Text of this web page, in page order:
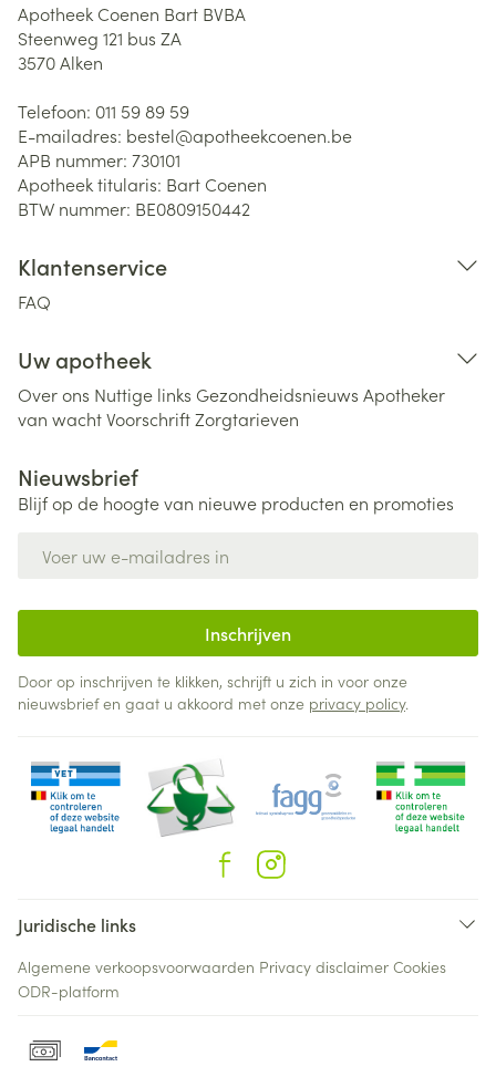
Apotheek Coenen Bart BVBA
Steenweg 121 bus ZA
3570Alken
Telefoon: 011 59 89 59
E-mailadres: bestel@apotheekcoenen.be
APB nummer: 730101
Apotheek titularis: Bart Coenen
BTW nummer: BE0809150442
Klantenservice
FAQ
Uw apotheek
Over ons Nuttige links Gezondheidsnieuws Apotheker
van wachtVoorschriftZorgtarieven
Nieuwsbrief
Blijf op de hoogte van nieuwe producten en promoties
Inschrijven
Door op inschrijven te klikken, schrijft u zich in voor onze
nieuwsbrief en gaat u akkoord met onze privacy policy.
Juridische links
Algemene verkoopsvoorwaarden Privacy disclaimer Cookies
ODR-platform